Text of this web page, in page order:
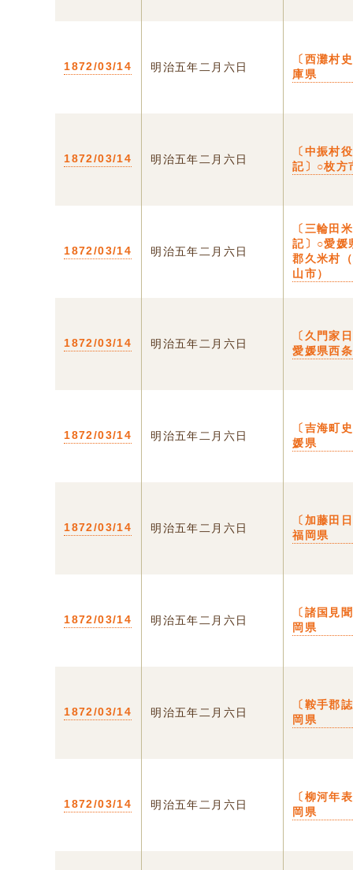
1872/03/14 明治五年二月六日
〔西灘村
庫県
1872/03/14 明治五年二月六日
〔中振村
記〕○枚方
1872/03/14 明治五年二月六日
〔三輪田
記〕○愛媛
郡久米村
山市）
1872/03/14 明治五年二月六日
〔久門家
愛媛県西
1872/03/14 明治五年二月六日
〔吉海町
媛県
1872/03/14 明治五年二月六日
〔加藤田
福岡県
1872/03/14 明治五年二月六日
〔諸国見
岡県
1872/03/14 明治五年二月六日
〔鞍手郡
岡県
1872/03/14 明治五年二月六日
〔柳河年
岡県